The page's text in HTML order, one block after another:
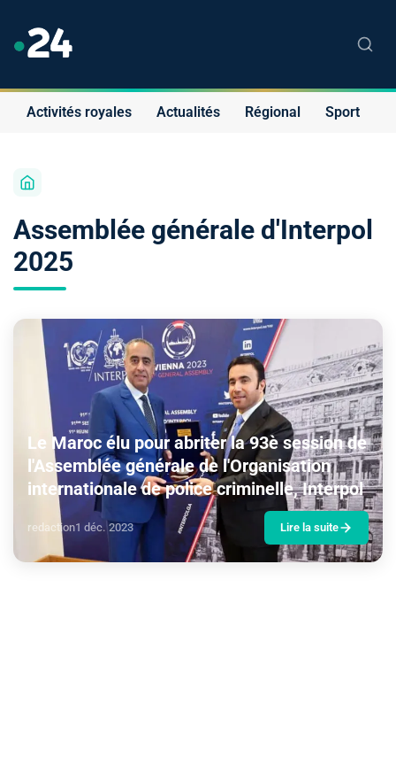
Activités royales Actualités Régional Sport
Assemblée générale d'Interpol
2025
Le Maroc élu pour abriter la 93è session de
l'Assemblée générale de l'Organisation
internationale de police criminelle, Interpol
redaction1 déc. 2023 Lire la suite